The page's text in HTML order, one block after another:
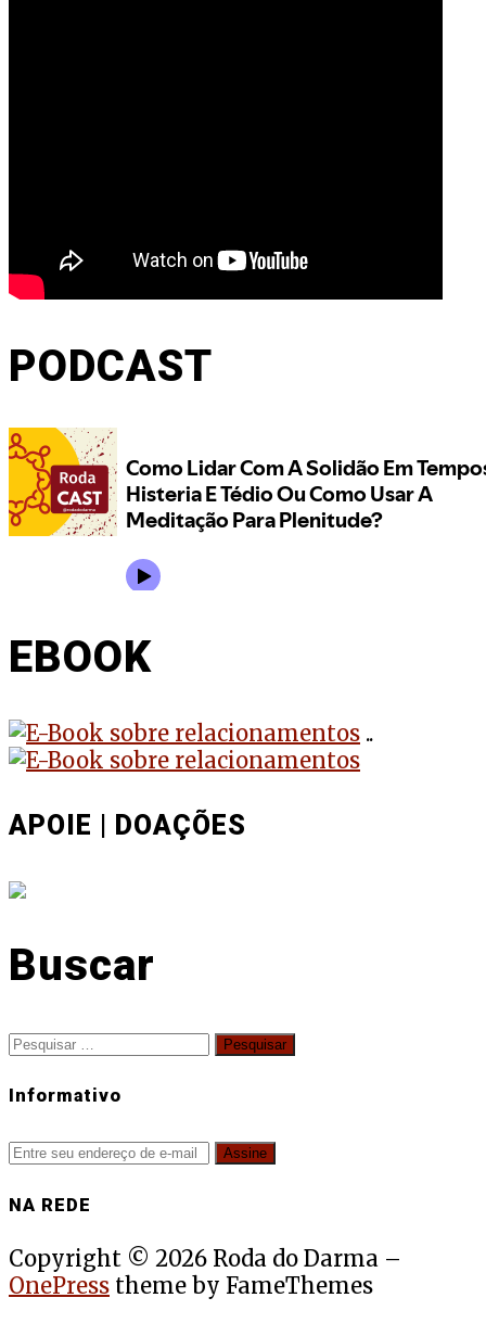
PODCAST
EBOOK
..
APOIE | DOAÇÕES
Buscar
Pesquisar
Informativo
NA REDE
Copyright © 2026 Roda do Darma –
OnePress theme by FameThemes